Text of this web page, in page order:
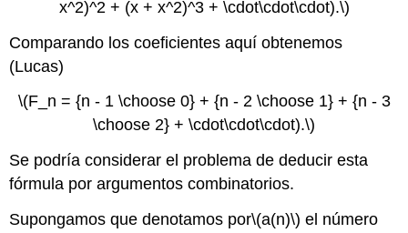
x^2)^2 + (x + x^2)^3 + \cdot\cdot\cdot).\)
Comparando los coeficientes aquí obtenemos
(Lucas)
\(F_n = {n - 1 \choose 0} + {n - 2 \choose 1} + {n - 3
\choose 2} + \cdot\cdot\cdot).\)
Se podría considerar el problema de deducir esta
fórmula por argumentos combinatorios.
Supongamos que denotamos por\(a(n)\) el número